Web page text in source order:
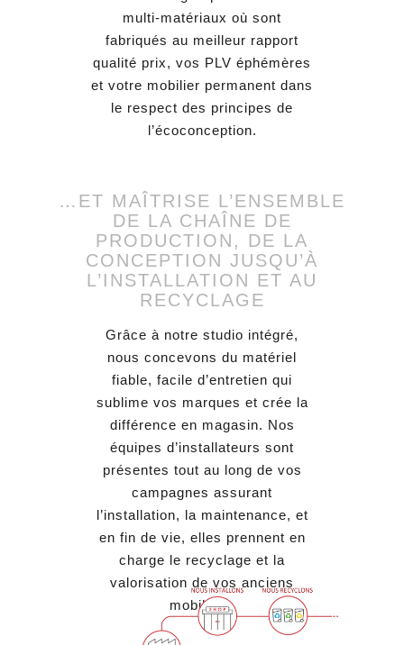
multi-matériaux où sont
fabriqués au meilleur rapport
qualité prix, vos PLV éphémères
et votre mobilier permanent dans
le respect des principes de
l’écoconception.
…ET MAÎTRISE L’ENSEMBLE
DE LA CHAÎNE DE
PRODUCTION, DE LA
CONCEPTION JUSQU’À
L’INSTALLATION ET AU
RECYCLAGE
Grâce à notre studio intégré,
nous concevons du matériel
fiable, facile d’entretien qui
sublime vos marques et crée la
différence en magasin. Nos
équipes d’installateurs sont
présentes tout au long de vos
campagnes assurant
l’installation, la maintenance, et
en fin de vie, elles prennent en
charge le recyclage et la
valorisation de vos anciens
mobiliers.